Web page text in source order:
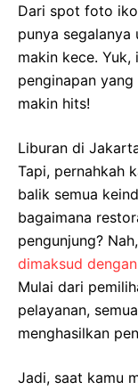
Dari spot foto
punya
makin kece.
penginapan
makin hits!
Liburan di
Tapi, pernahkah
balik semua
bagaimana
pengunjung?
dimaksud
Mulai dari
pelayanan,
menghasilkan
Jadi, saat kamu